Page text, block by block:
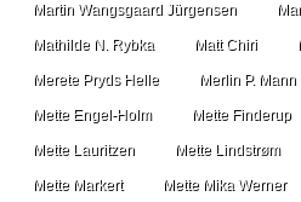
Martin Wangsgaard Jürgensen
Mathilde N. Rybka Matt Chiri
Merete Pryds Helle Merlin P. Mann
Mette Engel-Holm Mette Finderup
Mette Lauritzen Mette Lindstrøm
Mette Markert Mette Mika Werner